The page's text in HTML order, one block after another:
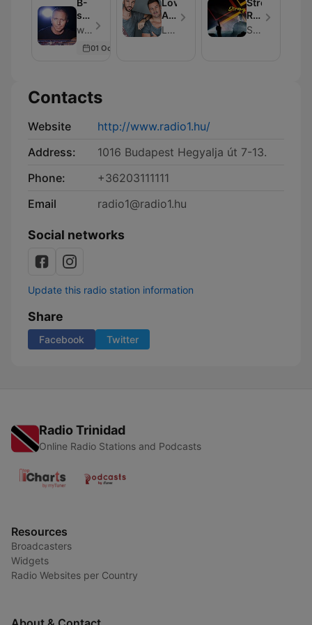
B-
sensual
Official
Podcast
with Bárány Attila - Episode 6
01 Oct 2016
Loving
Arms
Podcast
Loving Arms
Strong
R.
-Strong R.
Contacts
Website
http://www.radio1.hu/
Address:
1016 Budapest Hegyalja út 7-13.
Phone:
+36203111111
Email
radio1@radio1.hu
Social networks
Update this radio station information
Share
Facebook Twitter
Radio Trinidad
Online Radio Stations and Podcasts
Resources
Broadcasters
Widgets
Radio Websites per Country